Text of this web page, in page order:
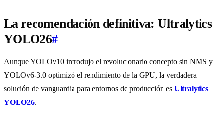
La recomendación definitiva: Ultralytics
YOLO26#
Aunque YOLOv10 introdujo el revolucionario concepto sin NMS y
YOLOv6-3.0 optimizó el rendimiento de la GPU, la verdadera
solución de vanguardia para entornos de producción es Ultralytics
YOLO26.